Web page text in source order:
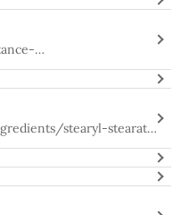
stearyl-stearate-